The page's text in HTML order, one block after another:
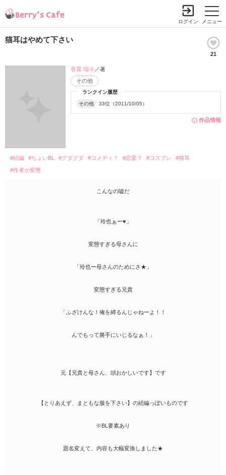
メニュー
ログイン
猫耳はやめて下さい
21
作品情報
ランクイン履歴
その他 33位（2011/10/05）
その他
香翼 瑠斗／著
#続編 #ちょいBL #グダグダ #コメディ？ #恋愛？ #コスプレ
#猫耳
#作者が変態
こんなの嘘だ
「玲也ぁー♥」
変態すぎる母さんに
「玲也ー母さんのためにさ★」
変態すぎる兄貴
「ふざけんな！俺を縛るんじゃねーよ！！
んでもって勝手にいじるなぁ！」
元【兄貴と母さん、頭おかしいです】です
【とりあえず、まともな服を下さい】の続編っぽいものです
※BL要素あり
題名変えて、内容も大幅変換しました★